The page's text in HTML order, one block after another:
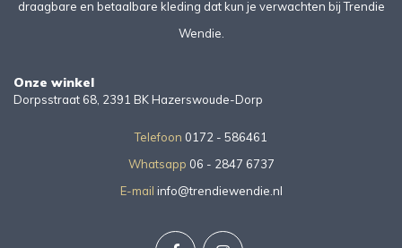
draagbare en betaalbare kleding dat kun je verwachten bij Trendie
Wendie.
Onze winkel
Dorpsstraat 68, 2391 BK Hazerswoude-Dorp
Telefoon 0172 - 586461
Whatsapp 06 - 2847 6737
E-mail info@trendiewendie.nl